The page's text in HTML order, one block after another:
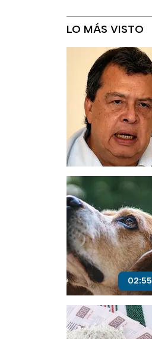
LO MÁS VISTO
02:55